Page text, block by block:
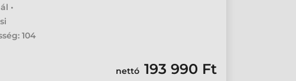
•
104
nettó 193 990 Ft